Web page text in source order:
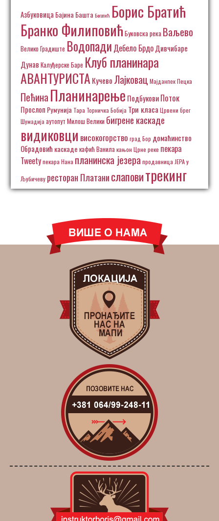
Азбуковица Бајина Башта Богатић Борис Братић
Бранко Филиповић Буковска река Ваљево
Велико Градиште Водопади Дебело БрдоДивчибаре
Дунав Калуђерске Баре Клуб планинара
АВАНТУРИСТА Кучево Лајковац Мајданпек Пецка
Пећина Планинарење ПодбуковиПоток
Прослоп Румунија Тара Торничка Бобија Три класа Црвени брег
Шумадија аутопут Милош Велики бигрене каскаде
видиковци високогорство град Бор домаћинство
Обрадовић каскаде кафић Ванилакањон Црне реке пекара
Tweetyпекара Нана планинска језера продавница ЈЕРА у
Љубичеву ресторан Платанислаповитрекинг